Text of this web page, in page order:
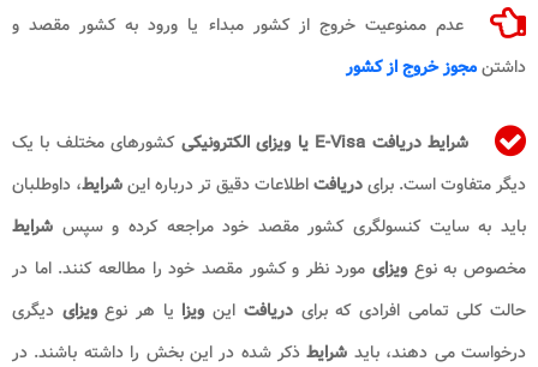
عدم ممنوعیت خروج از کشور مبداء یا ورود به کشور مقصد و
داشتنمجوز خروج از کشور
شرایط دریافت E-Visa یا ویزای الکترونیکی
کشورهای مختلف با یک
دیگر متفاوت است. برایدریافتاطلاعات دقیق تر درباره اینشرایط، داوطلبان
باید به سایت کنسولگری کشور مقصد خود مراجعه کرده و سپس شرایط
مخصوص به نوع ویزایمورد نظر و کشور مقصد خود را مطالعه کنند. اما در
حالت کلی تمامی افرادی که برای دریافت این ویزا یا هر نوعویزای دیگری
درخواست می دهند، باید شرایطذکر شده در این بخش را داشته باشند. در